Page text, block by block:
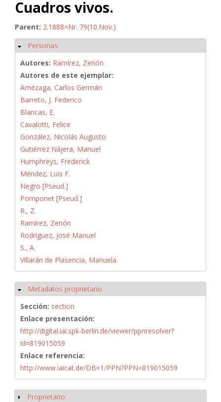
Cuadros vivos.
Parent: 2.1888=Nr. 79(10.Nov.)
Ocultar
Personas
Autores: Ramírez, Zenón
Autores de este ejemplar:
Amézaga, Carlos Germán
Barreto, J. Federico
Blancas, E.
Cavalotti, Felice
González, Nicolás Augusto
Gutiérrez Nájera, Manuel
Humphreys, Frederick
Méndez, Luis F.
Negro [Pseud.]
Pomponet [Pseud.]
R., Z.
Ramírez, Zenón
Rodríguez, José Manuel
S., A.
Villarán de Plasencia, Manuela
Ocultar
Metadatos proprietario
Sección: section
Enlace presentación:
http://digital.iai.spk-berlin.de/viewer/ppnresolver?
id=819015059
Enlace referencia:
http://www.iaicat.de/DB=1/PPN?PPN=819015059
Mostrar
Proprietario